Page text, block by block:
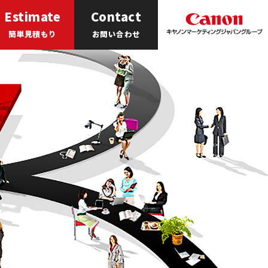
Estimate
簡単見積もり
Contact
お問い合わせ